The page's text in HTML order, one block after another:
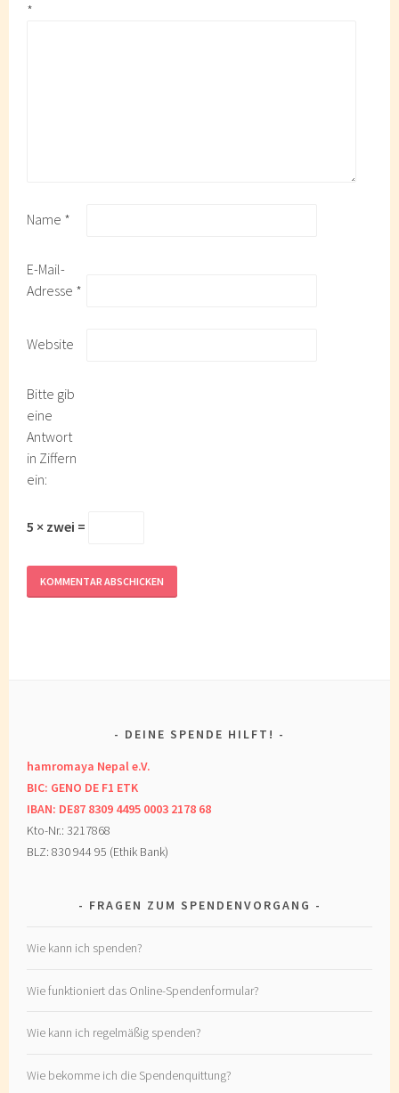
*
Name *
E-Mail-
Adresse *
Website
Bitte gib
eine
Antwort
in Ziffern
ein:
5 × zwei =
DEINE SPENDE HILFT!
hamromaya Nepal e.V.
BIC: GENO DE F1 ETK
IBAN: DE87 8309 4495 0003 2178 68
Kto-Nr.: 3217868
BLZ: 830 944 95 (Ethik Bank)
FRAGEN ZUM SPENDENVORGANG
Wie kann ich spenden?
Wie funktioniert das Online-Spendenformular?
Wie kann ich regelmäßig spenden?
Wie bekomme ich die Spendenquittung?